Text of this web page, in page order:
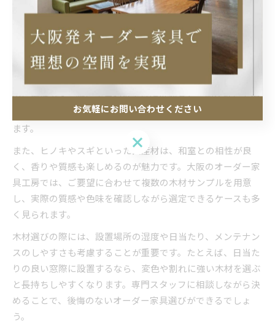
大阪のオーダー家具に使われる木材の特徴
大阪府のオーダー家具でよく使われる木材には、ナラ、タ
モ、ウォールナット、ヒノキなどがあります。それぞれの木
のに最適です。特にナラやタモは強度が高く、耐久性にも優
れているため、長く使いたい家具に選ばれやすい傾向があり
ます。
また、ヒノキやスギといった国産材は、和室との相性が良
く、香りや質感も楽しめるのが魅力です。大阪のオーダー家
具工房では、ご要望に合わせて複数の木材サンプルを用意
し、実際の質感や色味を確認しながら選定できるケースも多
く見られます。
木材選びの際には、設置場所の湿度や日当たり、メンテナン
スのしやすさも考慮することが重要です。たとえば、日当た
りの良い窓際に設置するなら、変色や割れに強い木材を選ぶ
と長持ちしやすくなります。専門スタッフに相談しながら決
めることで、後悔のないオーダー家具選びができるでしょ
う。
お気軽にお問い合わせください
お気軽にお問い合わせください